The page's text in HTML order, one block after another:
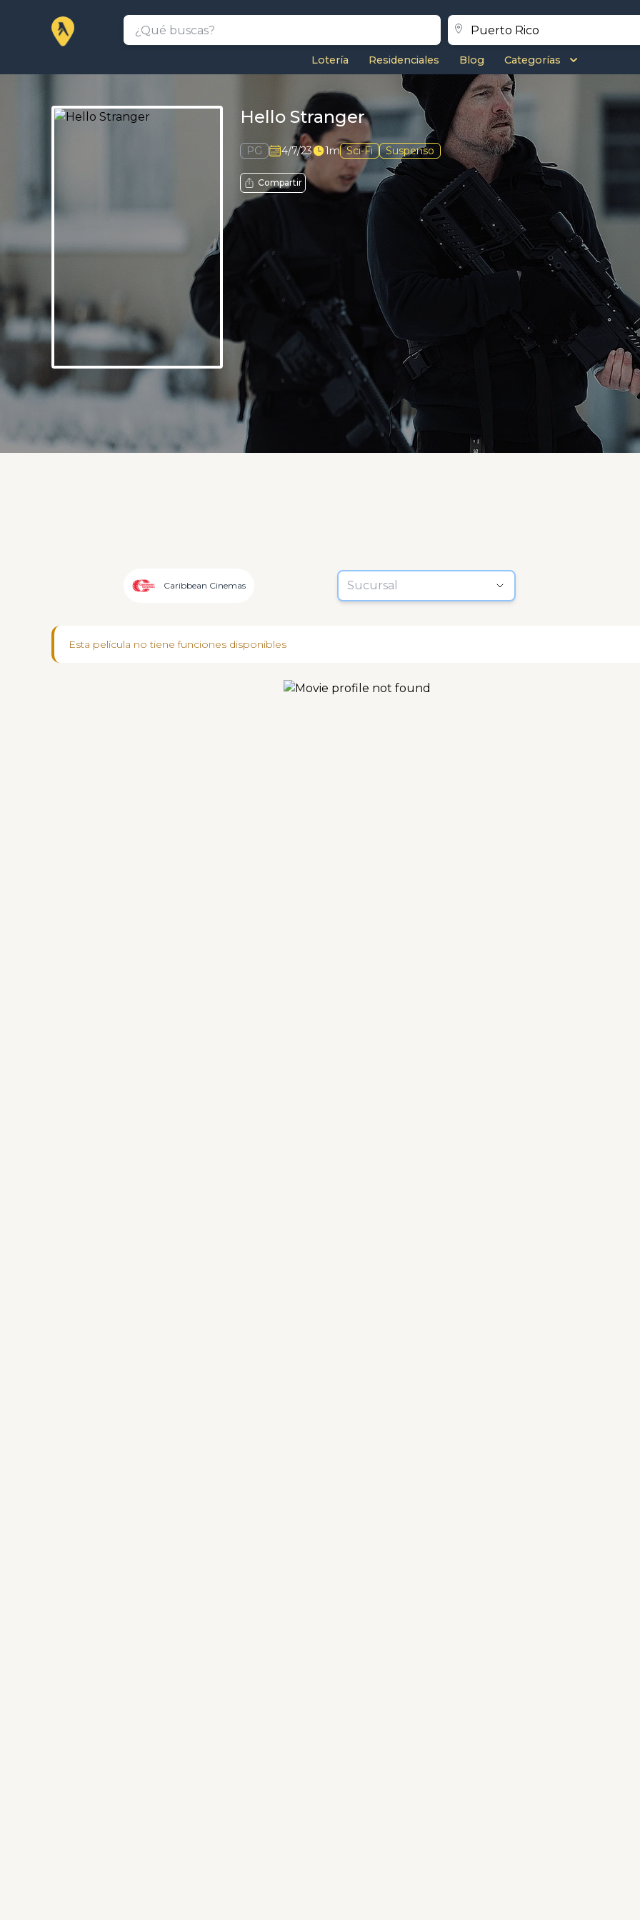
Lotería Residenciales Blog Categorías
Hello Stranger
PG 4/7/23 1m Sci-Fi Suspenso
Compartir
Caribbean Cinemas Sucursal
Esta película no tiene funciones disponibles